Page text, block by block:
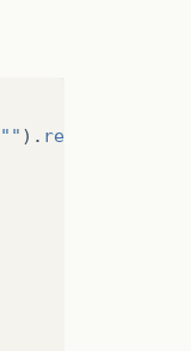
"" ). replace